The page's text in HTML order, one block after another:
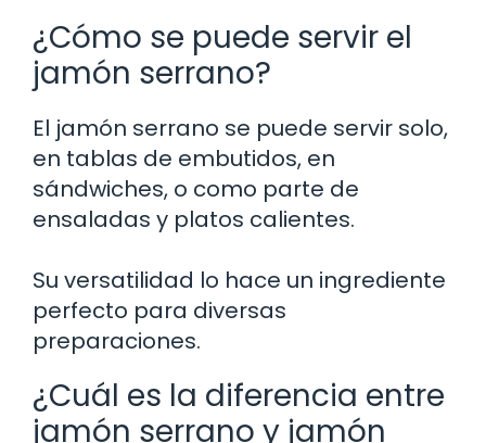
¿Cómo se puede servir el
jamón serrano?
El jamón serrano se puede servir solo,
en tablas de embutidos, en
sándwiches, o como parte de
ensaladas y platos calientes.
Su versatilidad lo hace un ingrediente
perfecto para diversas
preparaciones.
¿Cuál es la diferencia entre
jamón serrano y jamón